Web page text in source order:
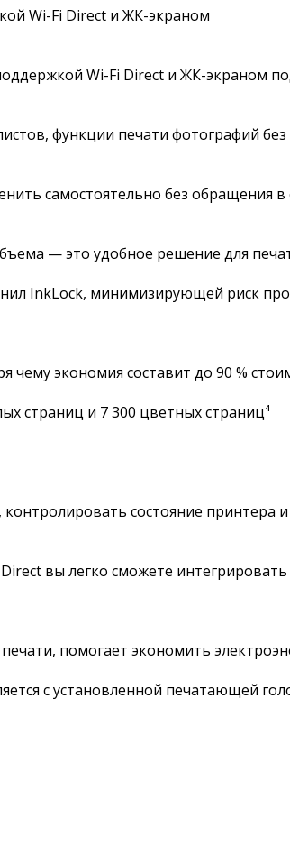
Wi-Fi Direct и ЖК-экраном
Wi-Fi Direct и ЖК-экраном
функции печати фотографий
самостоятельно без обращения
— это удобное решение для
InkLock, минимизирующей риск
чему экономия составит до 90 %
страниц и 7 300 цветных страниц⁴
состояние принтера
вы легко сможете
помогает экономить
с установленной печатающей